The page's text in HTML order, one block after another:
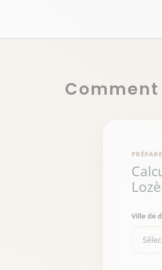
Comment
Ville de